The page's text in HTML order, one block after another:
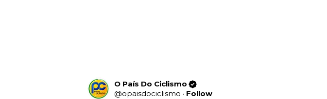
O País Do Ciclismo
@opaisdociclismo · Follow